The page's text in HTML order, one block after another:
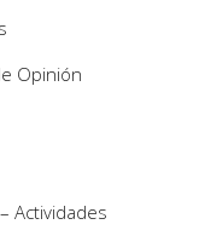
Opinión
Actividades